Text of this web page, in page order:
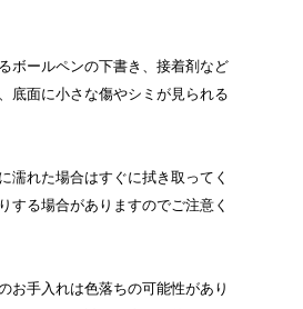
ボールペンの下書き、接着剤など
底面に小さな傷やシミが見られる
濡れた場合はすぐに拭き取ってく
する場合がありますのでご注意く
お手入れは色落ちの可能性があり